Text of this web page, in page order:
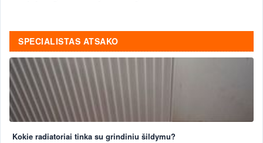
SPECIALISTAS ATSAKO
Kokie radiatoriai tinka su grindiniu šildymu?